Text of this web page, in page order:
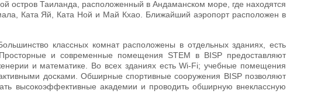
Таиланда, расположенный в Андаманском море, где находятся
Ката Яй, Ката Ной и Май Кхао. Ближайший аэропорт расположен в
классных комнат расположены в отдельных зданиях, есть
и современные помещения STEM в BISP предоставляют
и математике. Во всех зданиях есть Wi-Fi; учебные помещения
досками. Обширные спортивные сооружения BISP позволяют
высокоэффективные академии и проводить обширную внеклассную